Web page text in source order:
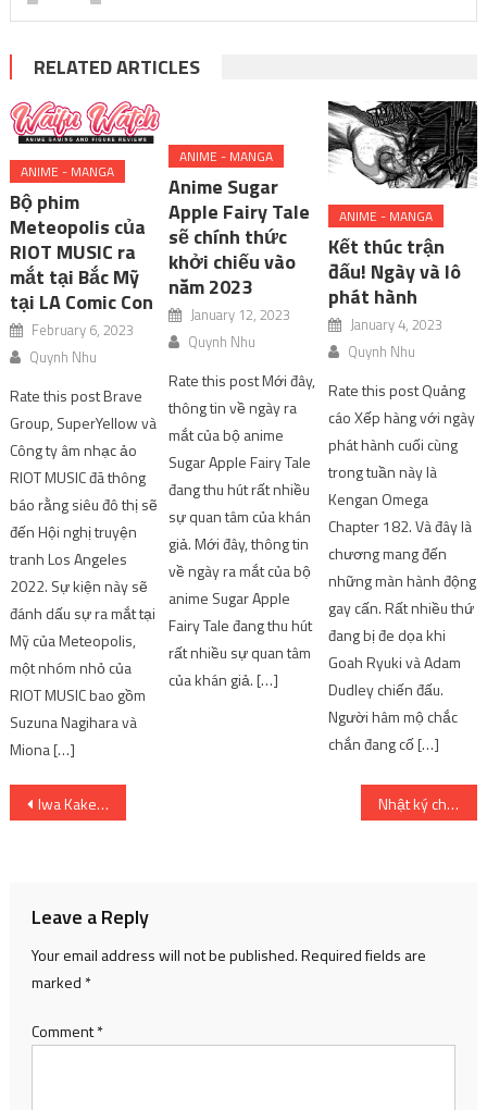
RELATED ARTICLES
ANIME - MANGA
Bộ phim
Meteopolis của
RIOT MUSIC ra
mắt tại Bắc Mỹ
tại LA Comic Con
February 6, 2023
Quynh Nhu
Rate this post Brave
Group, SuperYellow và
Công ty âm nhạc ảo
RIOT MUSIC đã thông
báo rằng siêu đô thị sẽ
đến Hội nghị truyện
tranh Los Angeles
2022. Sự kiện này sẽ
đánh dấu sự ra mắt tại
Mỹ của Meteopolis,
một nhóm nhỏ của
RIOT MUSIC bao gồm
Suzuna Nagihara và
Miona […]
ANIME - MANGA
Anime Sugar
Apple Fairy Tale
sẽ chính thức
khởi chiếu vào
năm 2023
January 12, 2023
Quynh Nhu
Rate this post Mới đây,
thông tin về ngày ra
mắt của bộ anime
Sugar Apple Fairy Tale
đang thu hút rất nhiều
sự quan tâm của khán
giả. Mới đây, thông tin
về ngày ra mắt của bộ
anime Sugar Apple
Fairy Tale đang thu hút
rất nhiều sự quan tâm
của khán giả. […]
ANIME - MANGA
Kết thúc trận
đấu! Ngày và lô
phát hành
January 4, 2023
Quynh Nhu
Rate this post Quảng
cáo Xếp hàng với ngày
phát hành cuối cùng
trong tuần này là
Kengan Omega
Chapter 182. Và đây là
chương mang đến
những màn hành động
gay cấn. Rất nhiều thứ
đang bị đe dọa khi
Goah Ryuki và Adam
Dudley chiến đấu.
Người hâm mộ chắc
chắn đang cố […]
Post
Iwa Kakeru có tốt không? Nhật ký chất nhờn có phải là Canon không?
Leave a Reply
Your email address will not be published.Required fields are
marked *
Comment*